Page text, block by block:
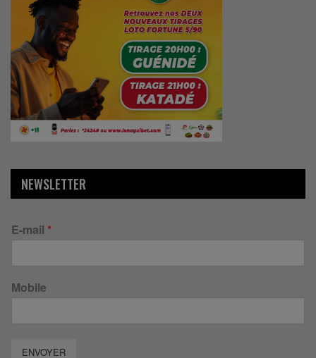
NEWSLETTER
E-mail *
Mobile
ENVOYER